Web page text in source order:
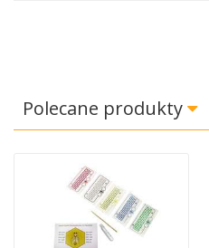
Polecane produkty